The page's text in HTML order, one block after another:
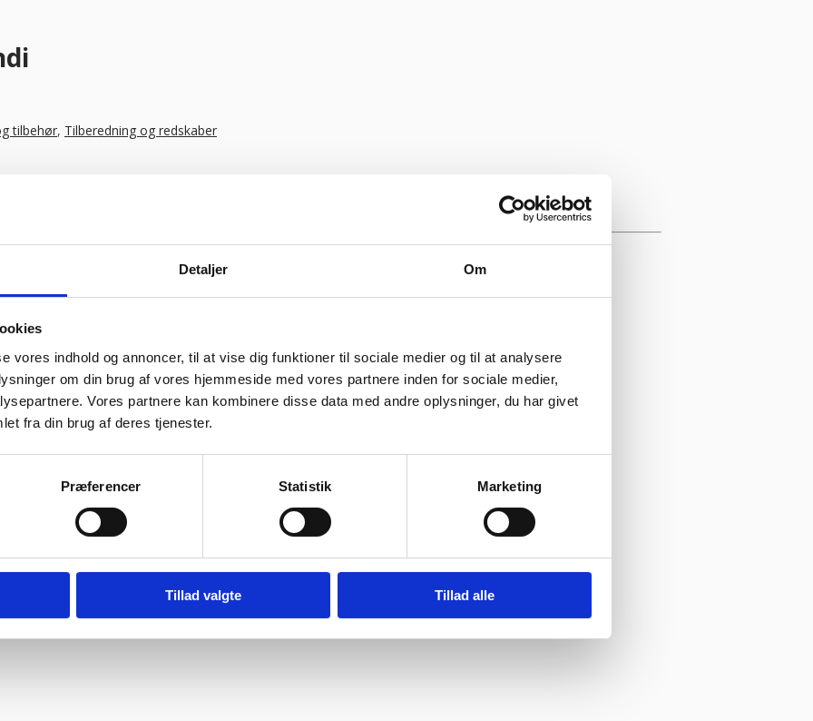
Detaljer Om
vores indhold og annoncer, til at vise dig funktioner til sociale medier og til at analysere
om din brug af vores hjemmeside med vores partnere inden for sociale medier,
Vores partnere kan kombinere disse data med andre oplysninger, du har givet
fra din brug af deres tjenester.
Præferencer Statistik Marketing
Tillad valgte Tillad alle
– 13.30
tilbehør, Tilberedning og redskaber
hurtigst muligt.